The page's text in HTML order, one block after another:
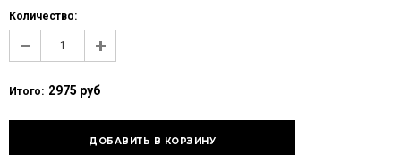
Количество:
Итого: 2975 руб